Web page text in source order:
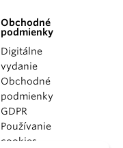
Obchodné
podmienky
Digitálne
vydanie
Obchodné
podmienky
GDPR
Používanie
cookies